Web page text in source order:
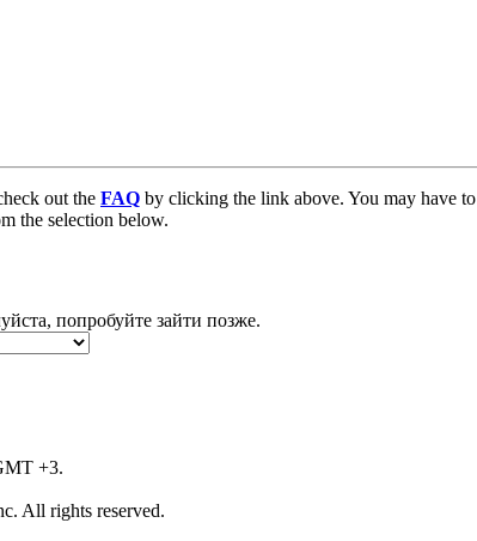
out the FAQ by clicking the link above. You may have to
the selection below.
попробуйте зайти позже.
+3.
All rights reserved.